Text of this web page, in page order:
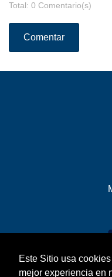
Este Sitio usa
mejor experiencia en
Total: 0 Comentario(s)
Comentar